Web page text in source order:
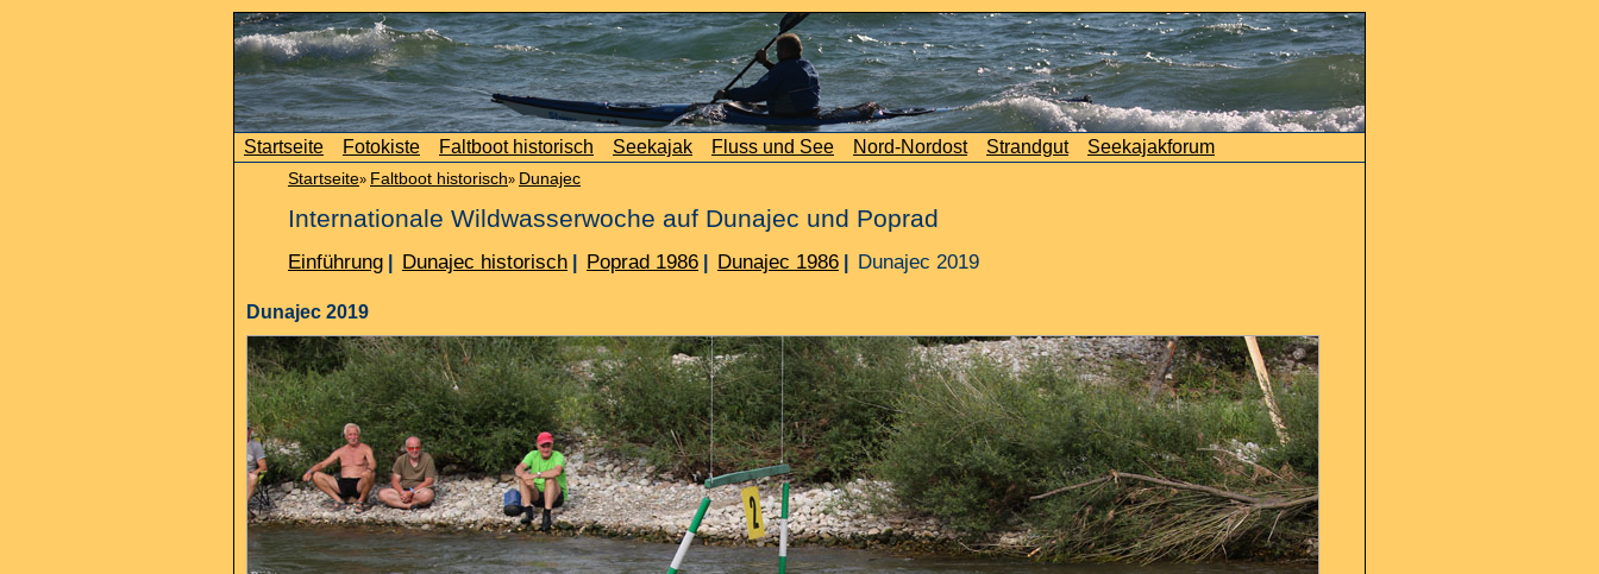
Startseite Fotokiste Faltboot historisch Seekajak Fluss und See Nord-Nordost Strandgut Seekajakforum
Startseite» Faltboot historisch» Dunajec
Internationale Wildwasserwoche auf Dunajec und Poprad
Einführung Dunajec historisch Poprad 1986 Dunajec 1986 Dunajec 2019
Dunajec 2019